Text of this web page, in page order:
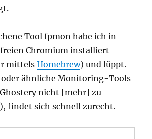
Tool fpmon habe ich in
Chromium installiert
mittelsHomebrew) und lüppt.
oder ähnliche Monitoring-Tools
nicht [mehr] zu
findet sich schnell zurecht.